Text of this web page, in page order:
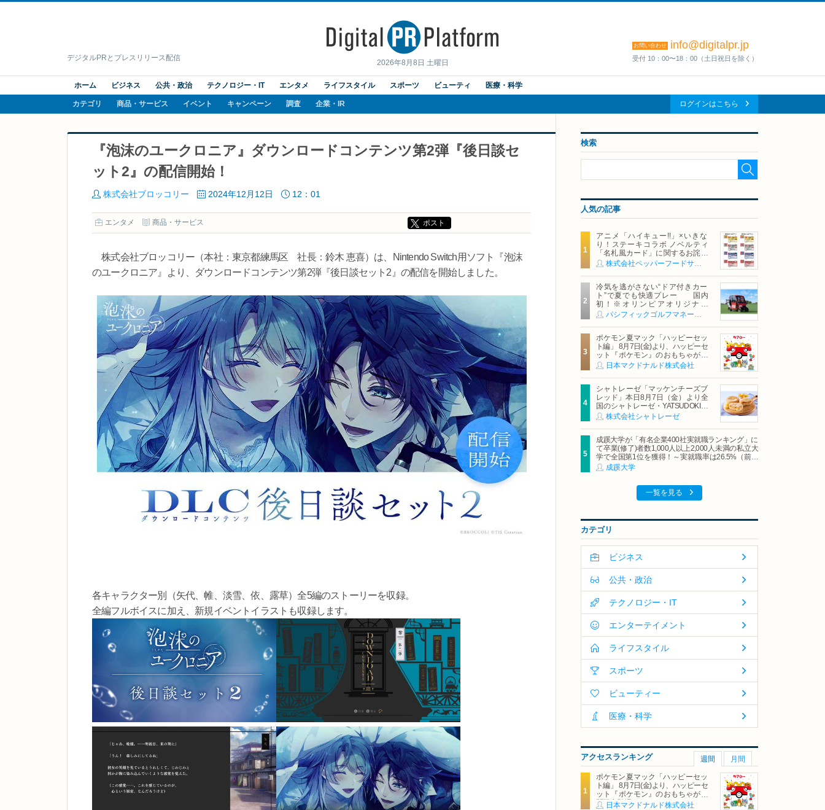
2026年8月8日 土曜日
デジタルPRとプレスリリース配信
お問い合わせ info@digitalpr.jp
受付 10：00〜18：00（土日祝日を除く）
ホーム ビジネス 公共・政治 テクノロジー・IT エンタメ ライフスタイル スポーツ ビューティ 医療・科学
カテゴリ 商品・サービス イベント キャンペーン 調査 企業・IR ログインはこちら
『泡沫のユークロニア』ダウンロードコンテンツ第2弾『後日談セ
ット2』の配信開始！
株式会社ブロッコリー 2024年12月12日 12：01
エンタメ 商品・サービス ポスト
株式会社ブロッコリー（本社：東京都練馬区 社長：鈴木 恵喜）は、Nintendo Switch用ソフト『泡沫
のユークロニア』より、ダウンロードコンテンツ第2弾『後日談セット2』の配信を開始しました。
各キャラクター別（矢代、帷、淡雪、依、露草）全5編のストーリーを収録。
全編フルボイスに加え、新規イベントイラストも収録します。
検索
人気の記事
アニメ「ハイキュー!!」×いきな
り！ステーキコラボ ノベルティ
「名札風カード」に関するお詫び
および交換対応についてのご案内
冷気を逃がさない“ドア付きカー
ト”で夏でも快適プレー 国内
初！※オリンピアオリジナル
「AirCon Cart（エアコンカー
ト）」導入 | ＰＧＭ
ポケモン夏マック「ハッピーセッ
ト編」 8月7日(金)より、ハッピーセ
ット『ポケモン』のおもちゃが期
間限定登場
日本マクドナルド株式会社
シャトレーゼ「マッケンチーズブ
レッド」本日8月7日（金）より全
国のシャトレーゼ・YATSUDOKIで
発売株式会社シャトレーゼ
成蹊大学が「有名企業400社実就職ランキング」に
て卒業(修了)者数1,000人以上2,000人未満の私立大
学で全国第1位を獲得！～実就職率は26.5%（前年
比＋4.3pt）に伸長、東京の私立大学でも10位にラ
ンクイン～
成蹊大学
一覧を見る
カテゴリ
ビジネス
公共・政治
テクノロジー・IT
エンターテイメント
ライフスタイル
スポーツ
ビューティー
医療・科学
アクセスランキング 週間 月間
ポケモン夏マック「ハッピーセッ
ト編」 8月7日(金)より、ハッピーセ
ット『ポケモン』のおもちゃが期
間限定登場
日本マクドナルド株式会社